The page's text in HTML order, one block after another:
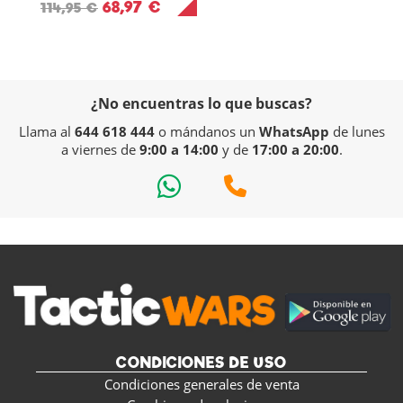
114,95 € 68,97 €
¿No encuentras lo que buscas?
Llama al 644 618 444o mándanos un WhatsApp de lunes
a viernes de 9:00 a 14:00 y de 17:00 a 20:00.
CONDICIONES DE USO
Condiciones generales de venta